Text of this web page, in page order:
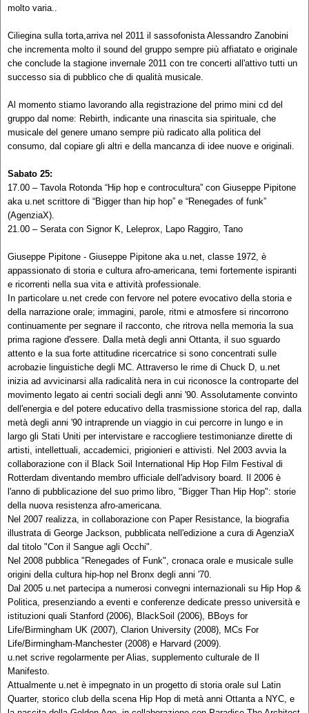
molto varia..
Ciliegina sulla torta,arriva nel 2011 il sassofonista Alessandro Zanobini
che incrementa molto il sound del gruppo sempre più affiatato e originale
che conclude la stagione invernale 2011 con tre concerti all'attivo tutti un
successo sia di pubblico che di qualità musicale.
Al momento stiamo lavorando alla registrazione del primo mini cd del
gruppo dal nome: Rebirth, indicante una rinascita sia spirituale, che
musicale del genere umano sempre più radicato alla politica del
consumo, dal copiare gli altri e della mancanza di idee nuove e originali.
Sabato 25:
17.00 – Tavola Rotonda “Hip hop e controcultura” con Giuseppe Pipitone
aka u.net scrittore di “Bigger than hip hop” e “Renegades of funk”
(AgenziaX).
21.00 – Serata con Signor K, Leleprox, Lapo Raggiro, Tano
Giuseppe Pipitone - Giuseppe Pipitone aka u.net, classe 1972, è
appassionato di storia e cultura afro-americana, temi fortemente ispiranti
e ricorrenti nella sua vita e attività professionale.
In particolare u.net crede con fervore nel potere evocativo della storia e
della narrazione orale; immagini, parole, ritmi e atmosfere si rincorrono
continuamente per segnare il racconto, che ritrova nella memoria la sua
prima ragione d'essere. Dalla metà degli anni Ottanta, il suo sguardo
attento e la sua forte attitudine ricercatrice si sono concentrati sulle
acrobazie linguistiche degli MC. Attraverso le rime di Chuck D, u.net
inizia ad avvicinarsi alla radicalità nera in cui riconosce la controparte del
movimento legato ai centri sociali degli anni '90. Assolutamente convinto
dell'energia e del potere educativo della trasmissione storica del rap, dalla
metà degli anni '90 intraprende un viaggio in cui percorre in lungo e in
largo gli Stati Uniti per intervistare e raccogliere testimonianze dirette di
artisti, intellettuali, accademici, prigionieri e attivisti. Nel 2003 avvia la
collaborazione con il Black Soil International Hip Hop Film Festival di
Rotterdam diventando membro ufficiale dell'advisory board. Il 2006 è
l'anno di pubblicazione del suo primo libro, "Bigger Than Hip Hop": storie
della nuova resistenza afro-americana.
Nel 2007 realizza, in collaborazione con Paper Resistance, la biografia
illustrata di George Jackson, pubblicata nell'edizione a cura di AgenziaX
dal titolo "Con il Sangue agli Occhi".
Nel 2008 pubblica "Renegades of Funk", cronaca orale e musicale sulle
origini della cultura hip-hop nel Bronx degli anni '70.
Dal 2005 u.net partecipa a numerosi convegni internazionali su Hip Hop &
Politica, presenziando a eventi e conferenze dedicate presso università e
istituzioni quali Stanford (2006), BlackSoil (2006), BBoys for
Life/Birmingham UK (2007), Clarion University (2008), MCs For
Life/Birmingham-Manchester (2008) e Harvard (2009).
u.net scrive regolarmente per Alias, supplemento culturale de Il
Manifesto.
Attualmente u.net è impegnato in un progetto di storia orale sul Latin
Quarter, storico club della scena Hip Hop di metà anni Ottanta a NYC, e